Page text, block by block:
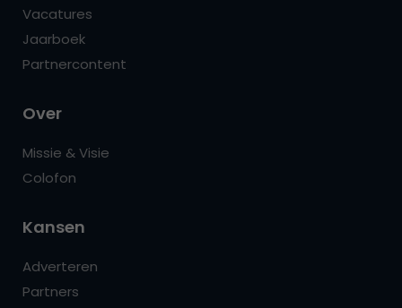
Vacatures
Jaarboek
Partnercontent
Over
Missie & Visie
Colofon
Kansen
Adverteren
Partners